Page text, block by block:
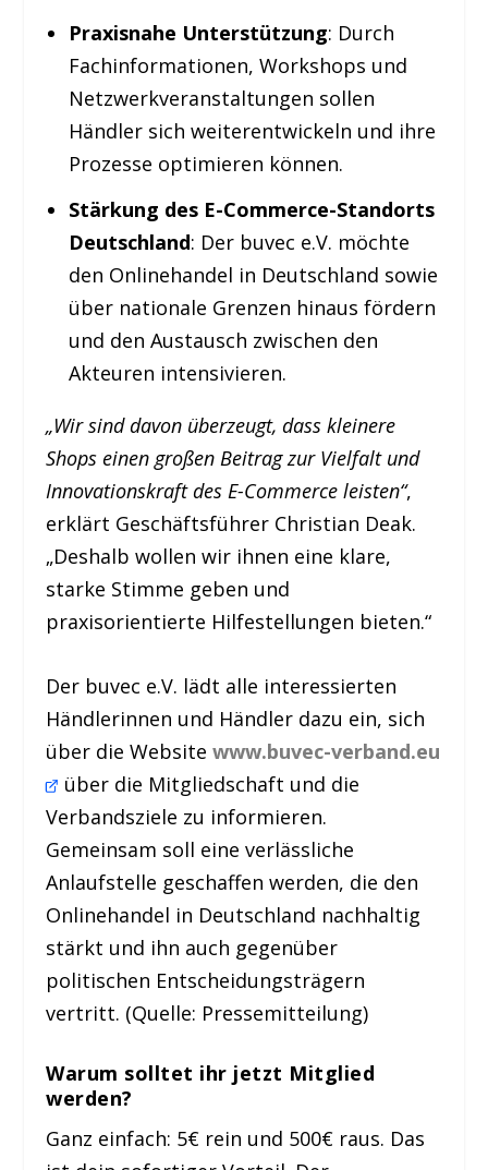
Praxisnahe Unterstützung: Durch
Fachinformationen, Workshops und
Netzwerkveranstaltungen sollen
Händler sich weiterentwickeln und ihre
Prozesse optimieren können.
Stärkung des E-Commerce-Standorts
Deutschland: Der buvec e.V. möchte
den Onlinehandel in Deutschland sowie
über nationale Grenzen hinaus fördern
und den Austausch zwischen den
Akteuren intensivieren.
„Wir sind davon überzeugt, dass kleinere
Shops einen großen Beitrag zur Vielfalt und
Innovationskraft des E-Commerce leisten“,
erklärt Geschäftsführer Christian Deak.
„Deshalb wollen wir ihnen eine klare,
starke Stimme geben und
praxisorientierte Hilfestellungen bieten.“
Der buvec e.V. lädt alle interessierten
Händlerinnen und Händler dazu ein, sich
über die Websitewww.buvec-verband.eu
über die Mitgliedschaft und die
Verbandsziele zu informieren.
Gemeinsam soll eine verlässliche
Anlaufstelle geschaffen werden, die den
Onlinehandel in Deutschland nachhaltig
stärkt und ihn auch gegenüber
politischen Entscheidungsträgern
vertritt. (Quelle: Pressemitteilung)
Warum solltet ihr jetzt Mitglied
werden?
Ganz einfach: 5€ rein und 500€ raus. Das